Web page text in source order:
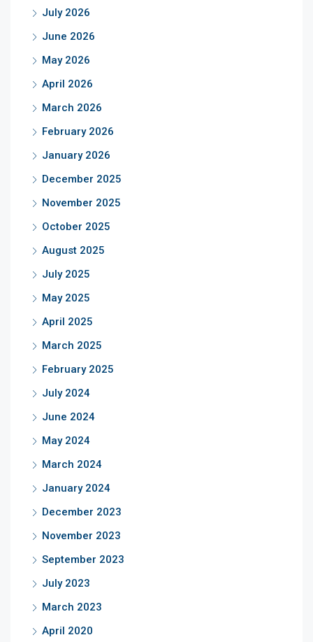
July 2026
June 2026
May 2026
April 2026
March 2026
February 2026
January 2026
December 2025
November 2025
October 2025
August 2025
July 2025
May 2025
April 2025
March 2025
February 2025
July 2024
June 2024
May 2024
March 2024
January 2024
December 2023
November 2023
September 2023
July 2023
March 2023
April 2020